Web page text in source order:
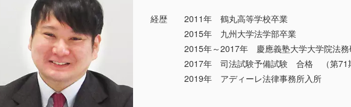
経歴 2011年 鶴丸高等学校卒業
2015年 九州大学法学部卒業
2015年～2017年 慶應義塾大学大学院法務
2017年 司法試験予備試験 合格 （第71
2019年 アディーレ法律事務所入所